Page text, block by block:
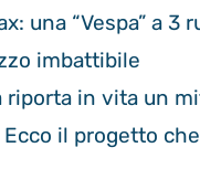
una “Vespa” a 3
imbattibile
riporta in vita un
Ecco il progetto